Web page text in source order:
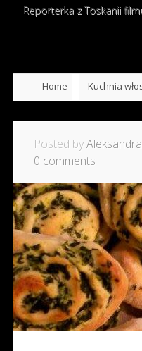
Reporterka z Toskanii
Home Kuchnia
Posted by
0 comments